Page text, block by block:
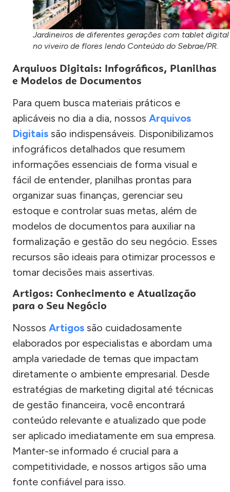
Jardineiros de diferentes gerações com tablet digital
no viveiro de flores lendo Conteúdo do Sebrae/PR.
Arquivos Digitais: Infográficos, Planilhas
e Modelos de Documentos
Para quem busca materiais práticos e
aplicáveis no dia a dia, nossos Arquivos
Digitais são indispensáveis. Disponibilizamos
infográficos detalhados que resumem
informações essenciais de forma visual e
fácil de entender, planilhas prontas para
organizar suas finanças, gerenciar seu
estoque e controlar suas metas, além de
modelos de documentos para auxiliar na
formalização e gestão do seu negócio. Esses
recursos são ideais para otimizar processos e
tomar decisões mais assertivas.
Artigos: Conhecimento e Atualização
para o Seu Negócio
Nossos Artigos são cuidadosamente
elaborados por especialistas e abordam uma
ampla variedade de temas que impactam
diretamente o ambiente empresarial. Desde
estratégias de marketing digital até técnicas
de gestão financeira, você encontrará
conteúdo relevante e atualizado que pode
ser aplicado imediatamente em sua empresa.
Manter-se informado é crucial para a
competitividade, e nossos artigos são uma
fonte confiável para isso.